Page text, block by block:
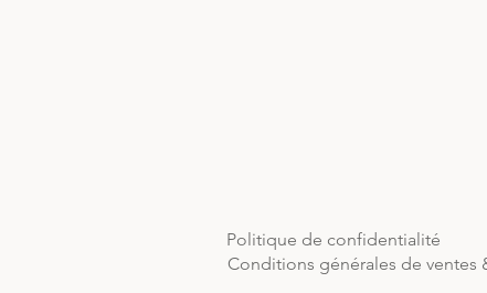
Politique de confidentialité
Conditions générales de ventes